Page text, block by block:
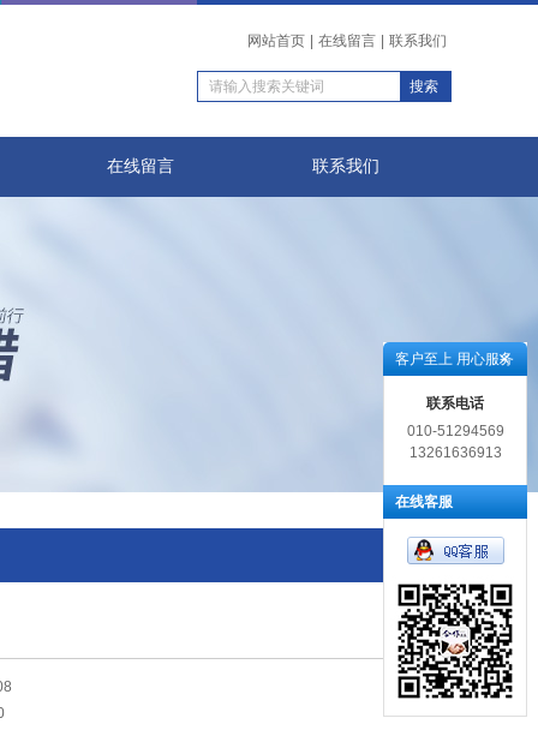
网站首页 在线留言 联系我们
在线留言 联系我们
客户至上 用心服务
联系电话
010-51294569
13261636913
在线客服